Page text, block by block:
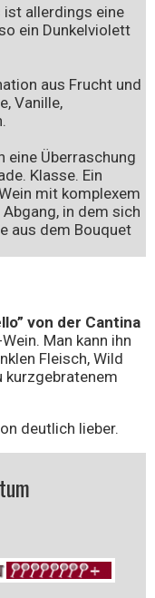
ist allerdings eine
ein Dunkelviolett
aus Frucht und
Vanille,
eine Überraschung
Klasse. Ein
mit komplexem
in dem sich
aus dem Bouquet
von der Cantina
Man kann ihn
Fleisch, Wild
kurzgebratenem
deutlich lieber.